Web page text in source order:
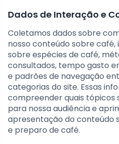
Dados de Interação e
Coletamos dados sobre
nosso conteúdo sobre café,
sobre espécies de café,
consultados, tempo gasto
e padrões de navegação
categorias do site. Essas
compreender quais tópicos
para nossa audiência e
apresentação do conteúdo
e preparo de café.